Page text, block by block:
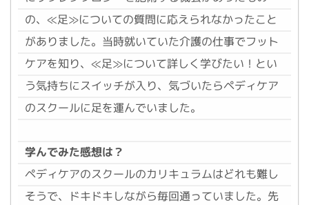
の、≪足≫についての質問に応えられなかったこと
がありました。当時就いていた介護の仕事でフット
ケアを知り、≪足≫について詳しく学びたい！とい
う気持ちにスイッチが入り、気づいたらペディケア
のスクールに足を運んでいました。
学んでみた感想は？
ペディケアのスクールのカリキュラムはどれも難し
そうで、ドキドキしながら毎回通っていました。先